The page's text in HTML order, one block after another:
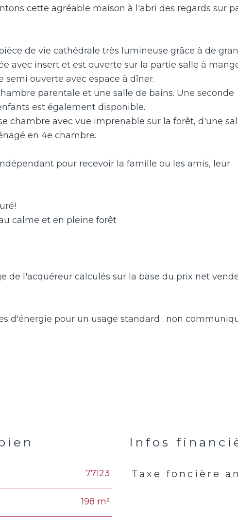
cette agréable maison à l'abri des regards sur
de vie cathédrale très lumineuse grâce à de
avec insert et est ouverte sur la partie salle à
ouverte avec espace à dîner.
parentale et une salle de bains. Une seconde
est également disponible.
chambre avec vue imprenable sur la forêt, d'une
en 4e chambre.
pour recevoir la famille ou les amis, leur
calme et en pleine forêt
de l'acquéreur calculés sur la base du prix net
77123
198 m²
Infos
Caractéristiques
Taxe foncière